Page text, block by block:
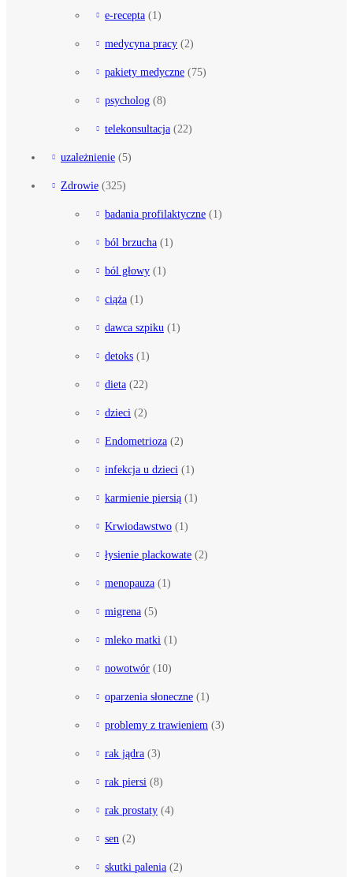
e-recepta (1)
medycyna pracy (2)
pakiety medyczne (75)
psycholog (8)
telekonsultacja (22)
uzależnienie (5)
Zdrowie (325)
badania profilaktyczne (1)
ból brzucha (1)
ból głowy (1)
ciąża (1)
dawca szpiku (1)
detoks (1)
dieta (22)
dzieci (2)
Endometrioza (2)
infekcja u dzieci (1)
karmienie piersią (1)
Krwiodawstwo (1)
łysienie plackowate (2)
menopauza (1)
migrena (5)
mleko matki (1)
nowotwór (10)
oparzenia słoneczne (1)
problemy z trawieniem (3)
rak jądra (3)
rak piersi (8)
rak prostaty (4)
sen (2)
skutki palenia (2)